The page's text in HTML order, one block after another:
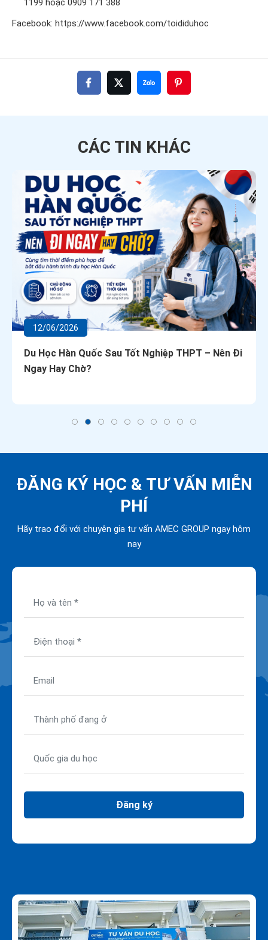
1199 hoặc 0909 171 388
Facebook: https://www.facebook.com/toididuhoc
CÁC TIN KHÁC
12/06/2026
Du Học Hàn Quốc Sau Tốt Nghiệp THPT – Nên Đi
Ngay Hay Chờ?
ĐĂNG KÝ HỌC & TƯ VẤN MIỄN
PHÍ
Hãy trao đổi với chuyên gia tư vấn AMEC GROUP ngay hôm
nay
Đăng ký